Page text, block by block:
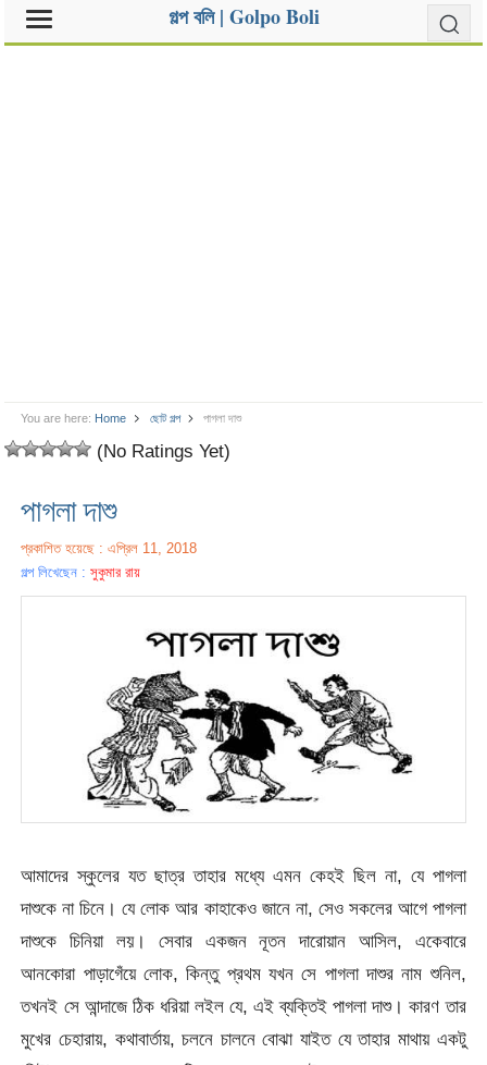
গল্প বলি | Golpo Boli
You are here: Home ছোট গল্প পাগলা দাশু
(No Ratings Yet)
পাগলা দাশু
প্রকাশিত হয়েছে : এপ্রিল 11, 2018
গল্প লিখেছেন :সুকুমার রায়
আমাদের স্কুলের যত ছাত্র তাহার মধ্যে এমন কেহই ছিল না, যে পাগলা
দাশুকে না চিনে। যে লোক আর কাহাকেও জানে না, সেও সকলের আগে পাগলা
দাশুকে চিনিয়া লয়। সেবার একজন নূতন দারোয়ান আসিল, একেবারে
আনকোরা পাড়াগেঁয়ে লোক, কিন্তু প্রথম যখন সে পাগলা দাশুর নাম শুনিল,
তখনই সে আন্দাজে ঠিক ধরিয়া লইল যে, এই ব্যক্তিই পাগলা দাশু। কারণ তার
মুখের চেহারায়, কথাবার্তায়, চলনে চালনে বোঝা যাইত যে তাহার মাথায় একটু